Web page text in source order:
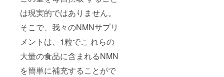
は現実的ではありません。
そこで、我々のNMNサプリ
メントは、1粒でこ れらの
大量の食品に含まれるNMN
を簡単に補充することがで